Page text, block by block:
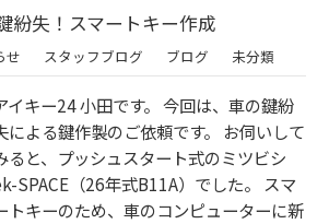
紛失！スマートキー作成
せ スタッフブログ ブログ 未分類
イキー24 小田です。 今回は、車の鍵紛
による鍵作製のご依頼です。 お伺いして
ると、プッシュスタート式のミツビシ
SPACE（26年式B11A）でした。 スマ
トキーのため、車のコンピューターに新